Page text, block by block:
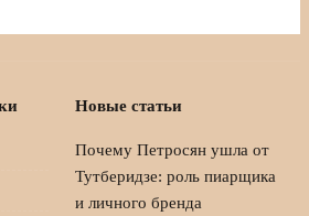
Новые статьи
Почему Петросян ушла от
Тутберидзе: роль пиарщика
и личного бренда